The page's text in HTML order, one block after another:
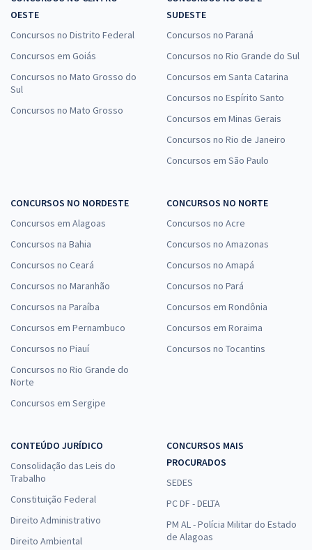
OESTE
Concursos no Distrito Federal
Concursos em Goiás
Concursos no Mato Grosso do
Sul
Concursos no Mato Grosso
SUDESTE
Concursos no Paraná
Concursos no Rio Grande do Sul
Concursos em Santa Catarina
Concursos no Espírito Santo
Concursos em Minas Gerais
Concursos no Rio de Janeiro
Concursos em São Paulo
CONCURSOS NO NORDESTE
Concursos em Alagoas
Concursos na Bahia
Concursos no Ceará
Concursos no Maranhão
Concursos na Paraíba
Concursos em Pernambuco
Concursos no Piauí
Concursos no Rio Grande do
Norte
Concursos em Sergipe
CONCURSOS NO NORTE
Concursos no Acre
Concursos no Amazonas
Concursos no Amapá
Concursos no Pará
Concursos em Rondônia
Concursos em Roraima
Concursos no Tocantins
CONTEÚDO JURÍDICO
Consolidação das Leis do
Trabalho
Constituição Federal
Direito Administrativo
Direito Ambiental
CONCURSOS MAIS
PROCURADOS
SEDES
PC DF - DELTA
PM AL - Polícia Militar do Estado
de Alagoas